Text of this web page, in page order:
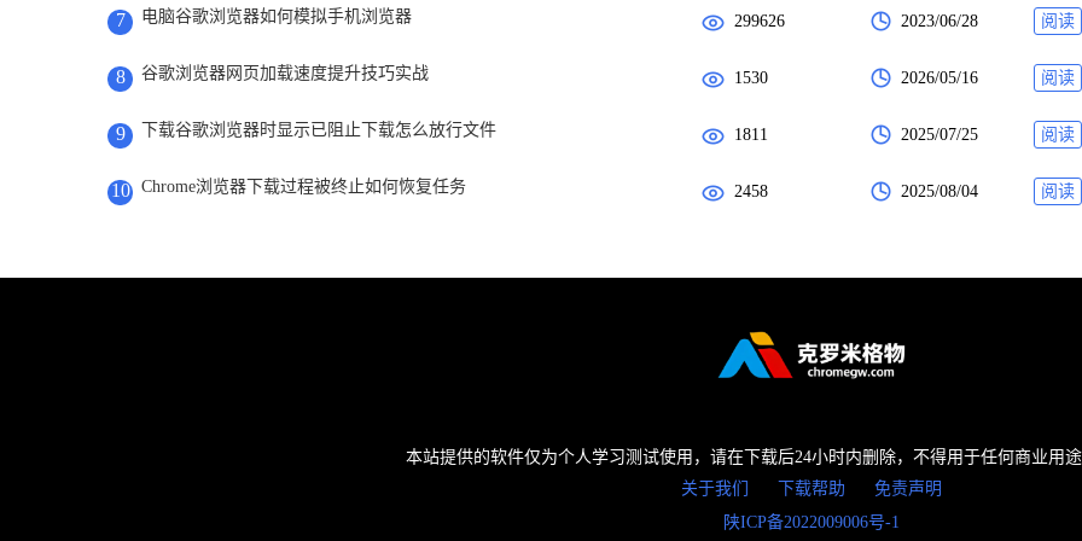
7 电脑谷歌浏览器如何模拟手机浏览器 299626 2023/06/28 阅读
8 谷歌浏览器网页加载速度提升技巧实战 1530 2026/05/16 阅读
9 下载谷歌浏览器时显示已阻止下载怎么放行文件 1811 2025/07/25 阅读
10 Chrome浏览器下载过程被终止如何恢复任务 2458 2025/08/04 阅读
本站提供的软件仅为个人学习测试使用，请在下载后24小时内删除，不得用于任何商业用途
关于我们
下载帮助
免责声明
陕ICP备2022009006号-1